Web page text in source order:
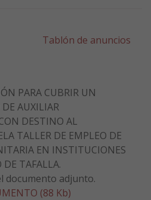
Tablón de anuncios
PARA CUBRIR UN
AUXILIAR
DESTINO AL
TALLER DE EMPLEO DE
EN INSTITUCIONES
TAFALLA.
documento adjunto.
(88 Kb)